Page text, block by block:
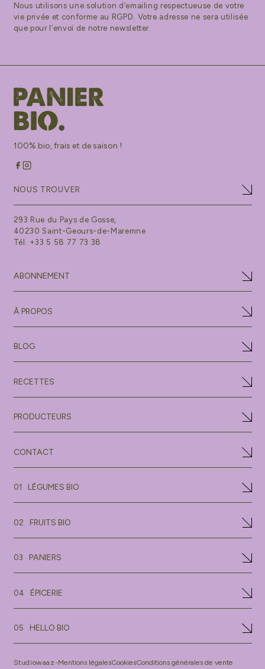
Nous utilisons une solution d’emailing respectueuse de votre
vie privée et conforme au RGPD. Votre adresse ne sera utilisée
que pour l’envoi de notre newsletter.
100% bio, frais et de saison !
NOUS TROUVER
293 Rue du Pays de Gosse,
40230 Saint-Geours-de-Maremne
Tél. +33 5 58 77 73 38
ABONNEMENT
À PROPOS
BLOG
RECETTES
PRODUCTEURS
CONTACT
01 LÉGUMES BIO
02 FRUITS BIO
03 PANIERS
04 ÉPICERIE
05 HELLO BIO
Studiowaaz-Mentions légalesCookiesConditions générales de vente